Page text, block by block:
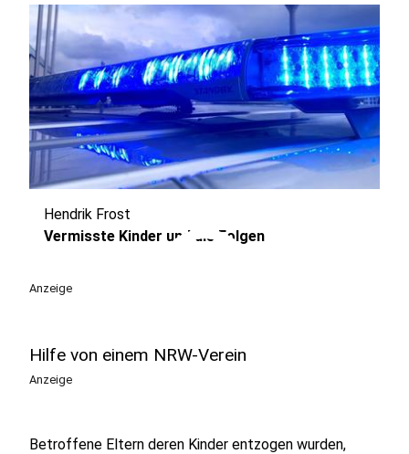
play_circle
Hendrik Frost
Vermisste Kinder und die Folgen
Anzeige
Hilfe von einem NRW-Verein
Anzeige
Betroffene Eltern deren Kinder entzogen wurden,